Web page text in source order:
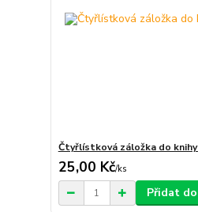
Čtyřlístková záložka do
25,00 Kč/ks
Přidat